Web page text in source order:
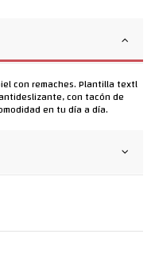
con remaches. Plantilla textl
con tacón de
en tu día a día.